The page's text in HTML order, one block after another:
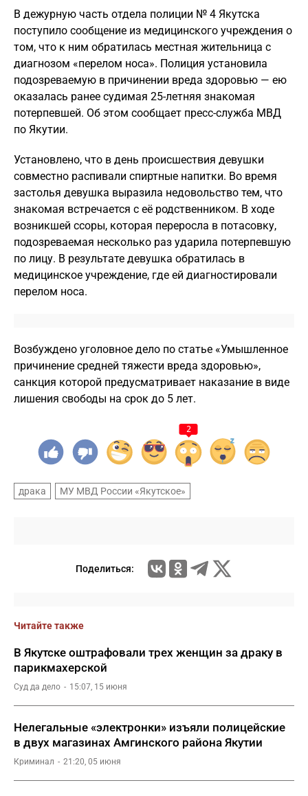
В дежурную часть отдела полиции № 4 Якутска
поступило сообщение из медицинского учреждения о
том, что к ним обратилась местная жительница с
диагнозом «перелом носа». Полиция установила
подозреваемую в причинении вреда здоровью — ею
оказалась ранее судимая 25-летняя знакомая
потерпевшей. Об этом сообщает пресс-служба МВД
по Якутии.
Установлено, что в день происшествия девушки
совместно распивали спиртные напитки. Во время
застолья девушка выразила недовольство тем, что
знакомая встречается с её родственником. В ходе
возникшей ссоры, которая переросла в потасовку,
подозреваемая несколько раз ударила потерпевшую
по лицу. В результате девушка обратилась в
медицинское учреждение, где ей диагностировали
перелом носа.
Возбуждено уголовное дело по статье «Умышленное
причинение средней тяжести вреда здоровью»,
санкция которой предусматривает наказание в виде
лишения свободы на срок до 5 лет.
2
драка МУ МВД России «Якутское»
Поделиться:
Читайте также
В Якутске оштрафовали трех женщин за драку в
парикмахерской
Суд да дело 15:07, 15 июня
Нелегальные «электронки» изъяли полицейские
в двух магазинах Амгинского района Якутии
Криминал 21:20, 05 июня